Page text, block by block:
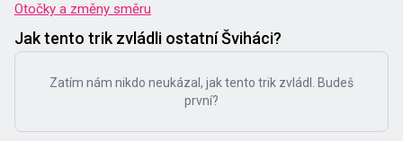
Otočky a změny směru
Jak tento trik zvládli ostatní Šviháci?
Zatím nám nikdo neukázal, jak tento trik zvládl. Budeš
první?